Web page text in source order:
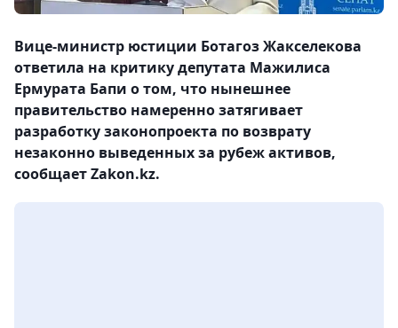
Вице-министр юстиции Ботагоз Жакселекова
ответила на критику депутата Мажилиса
Ермурата Бапи о том, что нынешнее
правительство намеренно затягивает
разработку законопроекта по возврату
незаконно выведенных за рубеж активов,
сообщает Zakon.kz.